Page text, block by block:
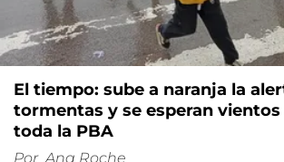
El tiempo: sube a naranja la
tormentas y se esperan
toda la PBA
Por Ana Roche